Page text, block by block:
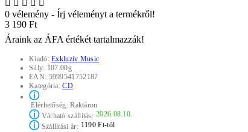
0 vélemény - Írj véleményt a termékről!
3 190 Ft
Áraink az ÁFA értékét tartalmazzák!
Kiadó:Exkluzív Music
Súly: 107.00g
EAN: 5999541752187
Kategória:CD
ⓘ
Elérhetőség:Raktáron
ⓘVárható szállítás: 2026.08.10.
ⓘSzállítási ár: 1190 Ft-tól